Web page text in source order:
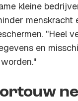
kleine
menskracht
"Heel
en